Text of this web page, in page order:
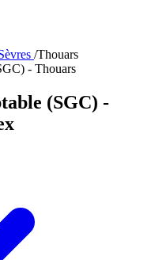
/Thouars
- Thouars
(SGC) -